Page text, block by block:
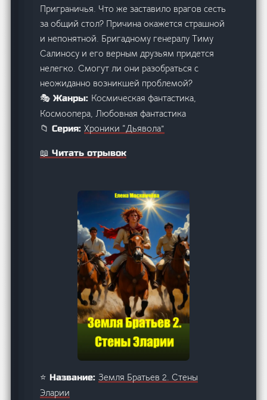
Приграничья. Что же заставило врагов сесть
за общий стол? Причина окажется страшной
и непонятной. Бригадному генералу Тиму
Салиносу и его верным друзьям придется
нелегко. Смогут ли они разобраться с
неожиданно возникшей проблемой?
🎭 Жанры: Космическая фантастика,
Космоопера, Любовная фантастика
📁 Серия:Хроники “Дьявола”
📖 Читать отрывок
⭐ Название:Земля Братьев 2. Стены
Эларии